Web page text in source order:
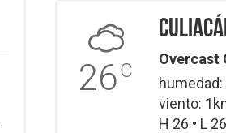
26C
Overcast
humedad:
viento:
H 26 • L 26